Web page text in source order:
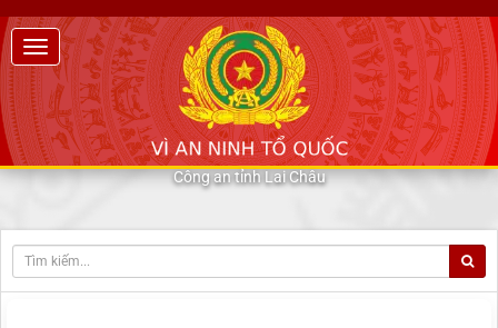
Công an tỉnh Lai Châu